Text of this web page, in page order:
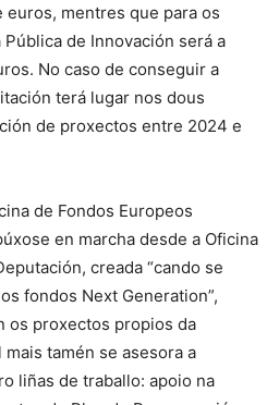
euros, mentres que para os
de Innovación será a
No caso de conseguir a
terá lugar nos dous
de proxectos entre 2024 e
de Fondos Europeos
en marcha desde a Oficina
creada “cando se
fondos Next Generation”,
os proxectos propios da
tamén se asesora a
liñas de traballo: apoio na